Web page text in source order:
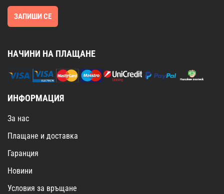
ЗАПИШИ СЕ
НАЧИНИ НА ПЛАЩАНЕ
ИНФОРМАЦИЯ
За нас
Плащане и доставка
Гаранция
Новини
Условия за връщане